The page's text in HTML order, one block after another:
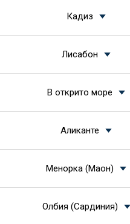
Кадиз
Лисабон
В открито море
Аликанте
Менорка (Маон)
Олбия (Сардиния)